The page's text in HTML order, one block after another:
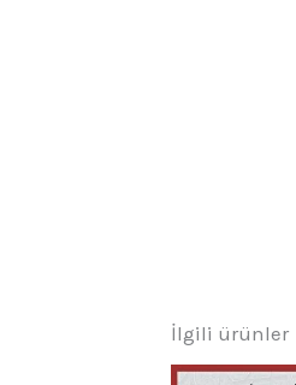
İlgili ürünler